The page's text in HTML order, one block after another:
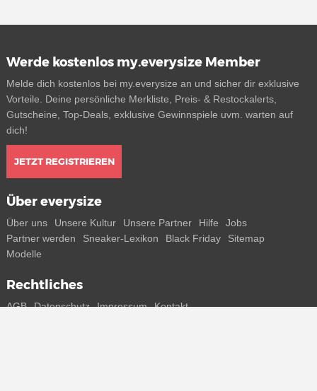
Werde kostenlos my.everysize Member
Melde dich kostenlos bei my.everysize an und sicher dir exklusive
Vorteile. Deine persönliche Merkliste, Preis- & Restockalerts,
Gutscheine, Top-Deals, exklusive Gewinnspiele uvm. warten auf
dich!
JETZT REGISTRIEREN
Über everysize
Über uns Unsere Kultur Unsere Partner Hilfe
Jobs
Partner werden
Sneaker-Lexikon Black Friday
Sitemap
Modelle
Rechtliches
AGB Datenschutz Impressum Kontakt